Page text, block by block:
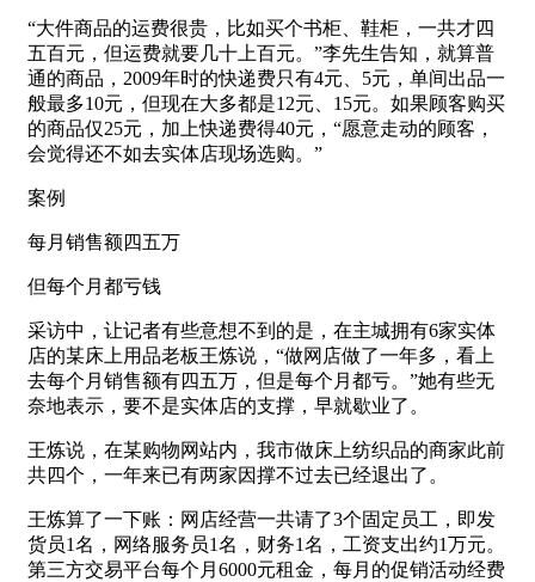
“大件商品的运费很贵，比如买个书柜、鞋柜，一共才四
五百元，但运费就要几十上百元。”李先生告知，就算普
通的商品，2009年时的快递费只有4元、5元，单间出品一
般最多10元，但现在大多都是12元、15元。如果顾客购买
的商品仅25元，加上快递费得40元，“愿意走动的顾客，
会觉得还不如去实体店现场选购。”
案例
每月销售额四五万
但每个月都亏钱
采访中，让记者有些意想不到的是，在主城拥有6家实体
店的某床上用品老板王炼说，“做网店做了一年多，看上
去每个月销售额有四五万，但是每个月都亏。”她有些无
奈地表示，要不是实体店的支撑，早就歇业了。
王炼说，在某购物网站内，我市做床上纺织品的商家此前
共四个，一年来已有两家因撑不过去已经退出了。
王炼算了一下账：网店经营一共请了3个固定员工，即发
货员1名，网络服务员1名，财务1名，工资支出约1万元。
第三方交易平台每个月6000元租金，每月的促销活动经费